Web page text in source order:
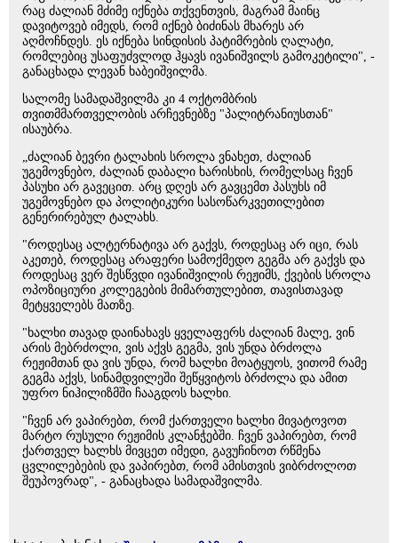
რაც ძალიან მძიმე იქნება თქვენთვის, მაგრამ მაინც
დავიტოვებ იმედს, რომ იქნებ ბიძინას მხარეს არ
აღმოჩნდეს. ეს იქნება სინდისის პატიმრების ღალატი,
რომლებიც უსაფუძვლოდ ჰყავს ივანიშვილს გამოკეტილი", -
განაცხადა ლევან ხაბეიშვილმა.
სალომე სამადაშვილმა კი 4 ოქტომბრის
თვითმმართველობის არჩევნებზე "პალიტრანიუსთან"
ისაუბრა.
„ძალიან ბევრი ტალახის სროლა ვნახეთ, ძალიან
უგემოვნებო, ძალიან დაბალი ხარისხის, რომელსაც ჩვენ
პასუხი არ გავეცით. არც დღეს არ გავცემთ პასუხს იმ
უგემოვნებო და პოლიტიკური სასოწარკვეთილებით
გენერირებულ ტალახს.
"როდესაც ალტერნატივა არ გაქვს, როდესაც არ იცი, რას
აკეთებ, როდესაც არაფერი სამოქმედო გეგმა არ გაქვს და
როდესაც ვერ შესწვდი ივანიშვილის რეჟიმს, ქვების სროლა
ოპოზიციური კოლეგების მიმართულებით, თავისთავად
მეტყველებს მათზე.
"ხალხი თავად დაინახავს ყველაფერს ძალიან მალე, ვინ
არის მებრძოლი, ვის აქვს გეგმა, ვის უნდა ბრძოლა
რეჟიმთან და ვის უნდა, რომ ხალხი მოატყუოს, ვითომ რამე
გეგმა აქვს, სინამდვილეში შეწყვიტოს ბრძოლა და ამით
უფრო ნიჰილიზმში ჩააგდოს ხალხი.
"ჩვენ არ ვაპირებთ, რომ ქართველი ხალხი მივატოვოთ
მარტო რუსული რეჟიმის კლანჭებში. ჩვენ ვაპირებთ, რომ
ქართველ ხალხს მივცეთ იმედი, გავუჩინოთ რწმენა
ცვლილებების და ვაპირებთ, რომ ამისთვის ვიბრძოლოთ
შეუპოვრად", - განაცხადა სამადაშვილმა.